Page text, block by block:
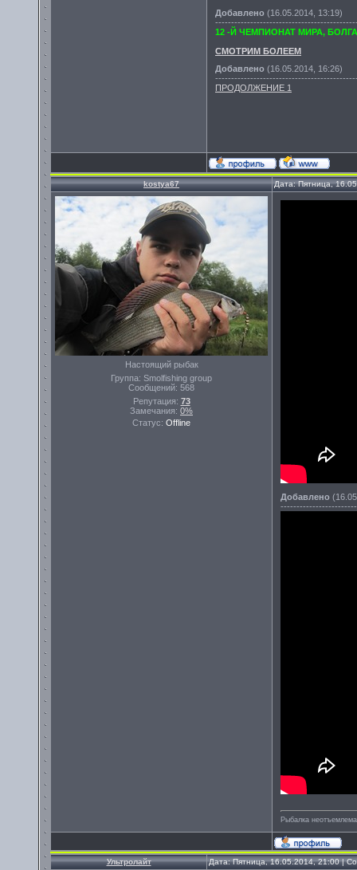
Добавлено (16.05.2014, 13:19)
12 -Й ЧЕМПИОНАТ МИРА,
СМОТРИМ БОЛЕЕМ
Добавлено (16.05.2014, 16:26)
ПРОДОЛЖЕНИЕ 1
kostya67 Дата: Пятница,
Настоящий рыбак
Группа: Smolfishing group
Сообщений: 568
Репутация: 73
Замечания: 0%
Статус: Offline
Добавлено
Рыбалка
Ультролайт Дата: Пятница, 16.05.2014, 21:00 |